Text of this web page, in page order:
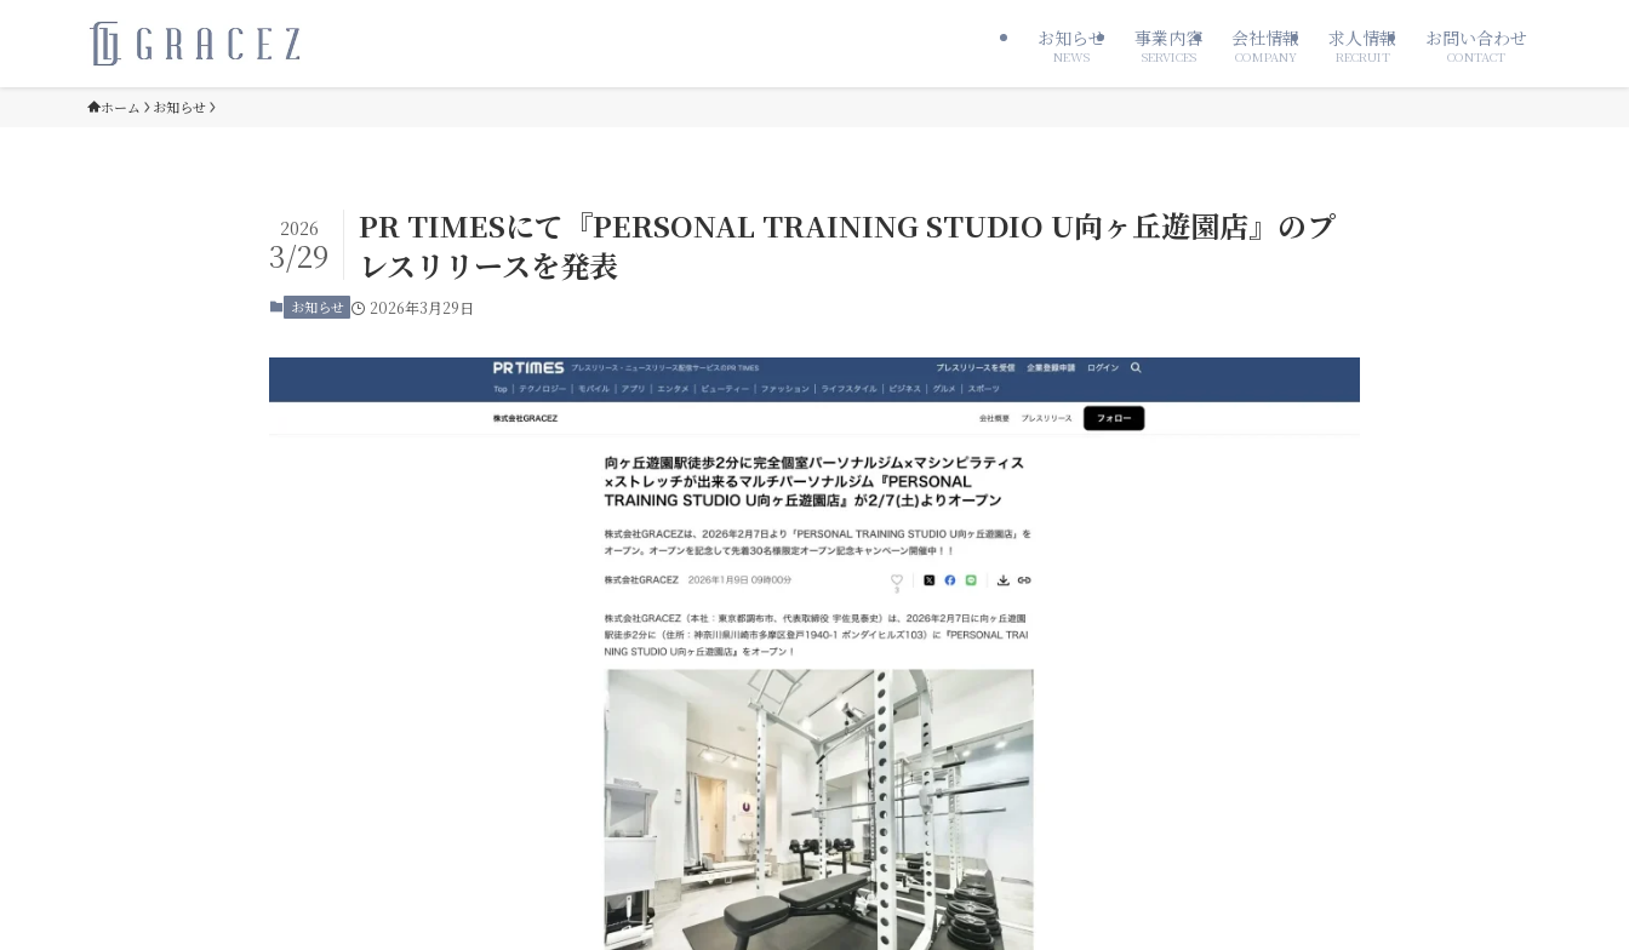
お知らせ
NEWS
事業内容
SERVICES
会社情報
COMPANY
求人情報
RECRUIT
お問い合わせ
CONTACT
ホーム お知らせ
PR TIMESにて『PERSONAL TRAINING STUDIO U向ヶ丘遊園店』のプ
レスリリースを発表
2026
3/29
お知らせ 2026年3月29日